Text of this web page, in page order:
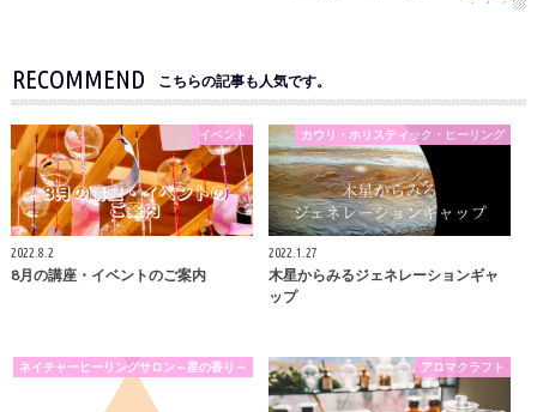
RECOMMEND こちらの記事も人気です。
イベント
2022.8.2
8月の講座・イベントのご案内
カウリ・ホリスティック・ヒーリング
2022.1.27
木星からみるジェネレーションギャ
ップ
ネイチャーヒーリングサロン～星の香り～ アロマクラフト